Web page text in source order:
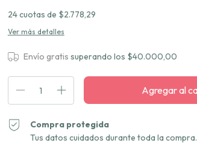
24cuotas de $2.778,29
Ver más detalles
Envío gratis superando los $40.000,00
Compra protegida
Tus datos cuidados durante toda la compra.